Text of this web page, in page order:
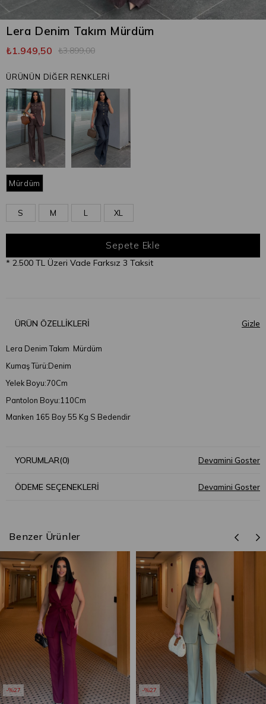
Lera Denim Takım Mürdüm
₺3.899,00
₺1.949,50
ÜRÜNÜN DİĞER RENKLERİ
Mürdüm
S M L XL
* 2.500 TL Üzeri Vade Farksız 3 Taksit
ÜRÜN ÖZELLIKLERI
Lera Denim Takım Mürdüm
Kumaş Türü:Denim
Yelek Boyu:70Cm
Pantolon Boyu:110Cm
Manken 165 Boy 55 Kg S Bedendir
YORUMLAR(0)
ÖDEME SEÇENEKLERI
Benzer Ürünler
%27 %27